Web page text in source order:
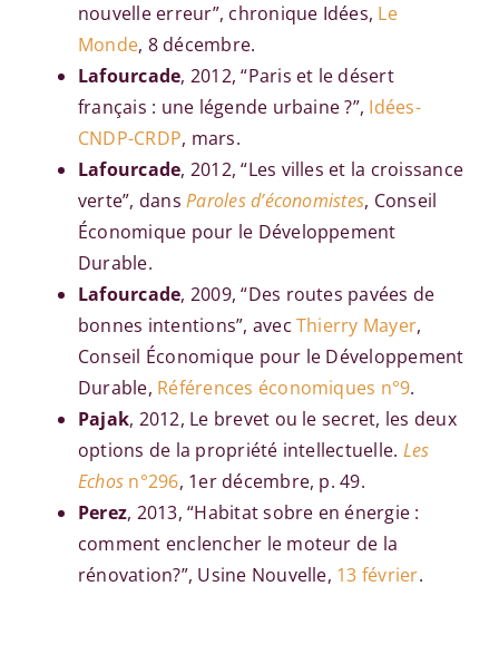
nouvelle erreur”, chronique Idées, Le
Monde, 8 décembre.
Lafourcade, 2012, “Paris et le désert
français : une légende urbaine ?”, Idées-
CNDP-CRDP, mars.
Lafourcade, 2012, “Les villes et la croissance
verte”, dansParoles d’économistes, Conseil
Économique pour le Développement
Durable.
Lafourcade, 2009, “Des routes pavées de
bonnes intentions”, avecThierry Mayer,
Conseil Économique pour le Développement
Durable, Références économiques n°9.
Pajak, 2012, Le brevet ou le secret, les deux
options de la propriété intellectuelle. Les
Echos n°296, 1er décembre, p. 49.
Perez, 2013, “Habitat sobre en énergie :
comment enclencher le moteur de la
rénovation?”, Usine Nouvelle, 13 février.